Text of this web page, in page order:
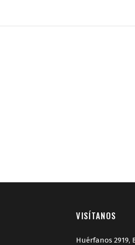
VISÍTANOS
Huérfanos 2919,